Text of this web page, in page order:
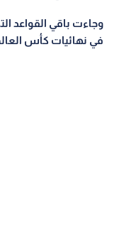
وجاءت باقي القواعد
في نهائيات كأس